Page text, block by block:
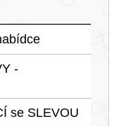
-
se SLEVOU